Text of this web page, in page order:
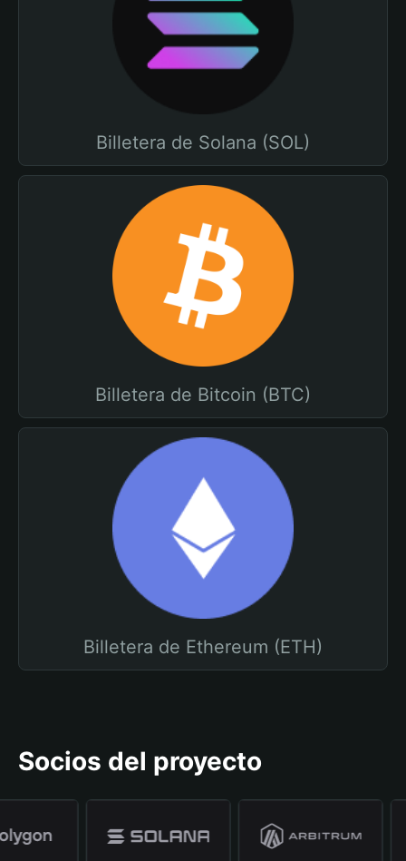
Billetera de Solana (SOL)
Billetera de Bitcoin (BTC)
Billetera de Ethereum (ETH)
Socios del proyecto